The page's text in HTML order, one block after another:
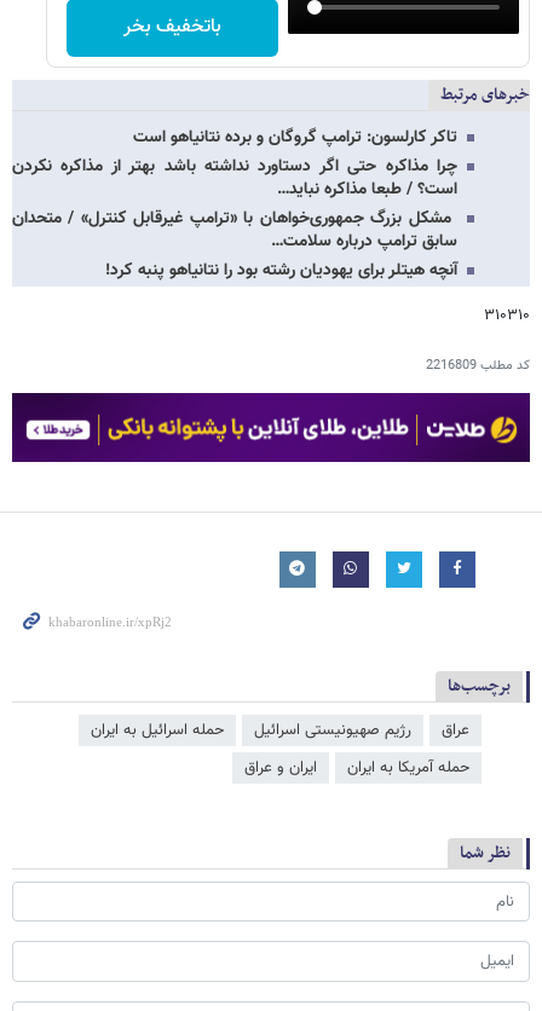
باتخفیف بخر
خبرهای مرتبط
تاکر کارلسون: ترامپ گروگان و برده نتانیاهو است
چرا مذاکره حتی اگر دستاورد نداشته باشد بهتر از مذاکره نکردن
است؟ / طبعا مذاکره نباید…
مشکل بزرگ جمهوری‌خواهان با «ترامپ غیرقابل کنترل» / متحدان
سابق ترامپ درباره سلامت…
آنچه هیتلر برای یهودیان رشته بود را نتانیاهو پنبه کرد!
۳۱۰۳۱۰
کد مطلب2216809
برچسب‌ها
عراق رژیم صهیونیستی اسرائیل
حمله اسرائیل به ایران
حمله آمریکا به ایران
ایران و عراق
نظر شما